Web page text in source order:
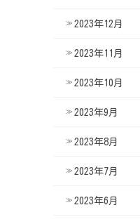
2023年12月
2023年11月
2023年10月
2023年9月
2023年8月
2023年7月
2023年6月